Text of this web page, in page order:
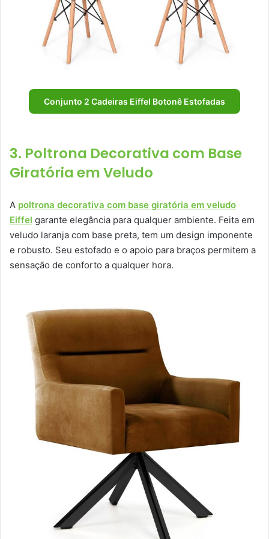
Conjunto 2 Cadeiras Eiffel Botonê Estofadas
3. Poltrona Decorativa com Base
Giratória em Veludo
A poltrona decorativa com base giratória em veludo
Eiffel garante elegância para qualquer ambiente. Feita em
veludo laranja com base preta, tem um design imponente
e robusto. Seu estofado e o apoio para braços permitem a
sensação de conforto a qualquer hora.